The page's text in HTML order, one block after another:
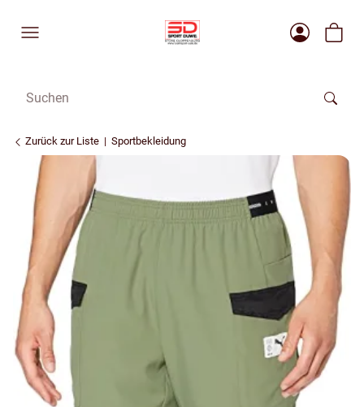
Zurück zur Liste Sportbekleidung